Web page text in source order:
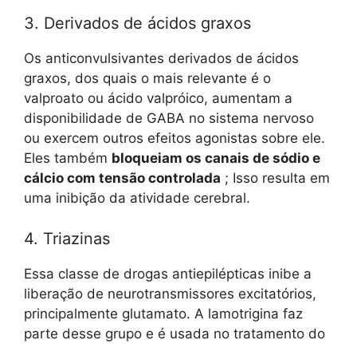
3. Derivados de ácidos graxos
Os anticonvulsivantes derivados de ácidos
graxos, dos quais o mais relevante é o
valproato ou ácido valpróico, aumentam a
disponibilidade de GABA no sistema nervoso
ou exercem outros efeitos agonistas sobre ele.
Eles também bloqueiam os canais de sódio e
cálcio com tensão controlada ; Isso resulta em
uma inibição da atividade cerebral.
4. Triazinas
Essa classe de drogas antiepilépticas inibe a
liberação de neurotransmissores excitatórios,
principalmente glutamato. A lamotrigina faz
parte desse grupo e é usada no tratamento do